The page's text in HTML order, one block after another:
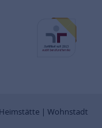
| Wohnstadt